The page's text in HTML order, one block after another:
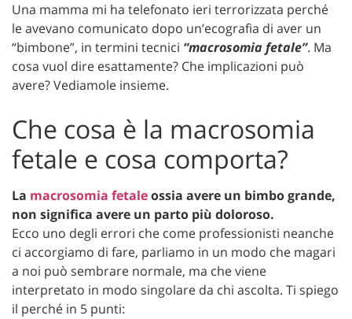
Una mamma mi ha telefonato ieri terrorizzata perché
le avevano comunicato dopo un’ecografia di aver un
“bimbone”, in termini tecnici “macrosomia fetale”. Ma
cosa vuol dire esattamente? Che implicazioni può
avere? Vediamole insieme.
Che cosa è la macrosomia
fetale e cosa comporta?
La macrosomia fetaleossia avere un bimbo grande,
non significa avere un parto più doloroso.
Ecco uno degli errori che come professionisti neanche
ci accorgiamo di fare, parliamo in un modo che magari
a noi può sembrare normale, ma che viene
interpretato in modo singolare da chi ascolta. Ti spiego
il perché in 5 punti: